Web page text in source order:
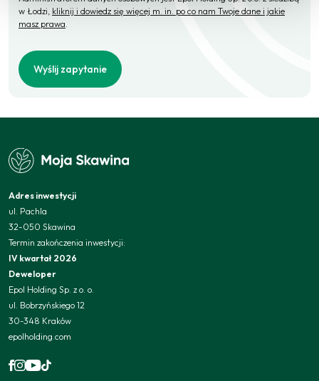
w Łodzi, kliknij i dowiedz się więcej m. in. po co nam Twoje dane i jakie
masz prawa.
Wyślij zapytanie
Adres inwestycji
ul. Pachla
32-050 Skawina
Termin zakończenia inwestycji:
IV kwartał 2026
Deweloper
Epol Holding Sp. z o. o.
ul. Bobrzyńskiego 12
30-348 Kraków
epolholding.com